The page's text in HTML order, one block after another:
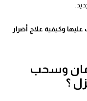
عليها وكيفية علاج أضرار
وسحب
؟